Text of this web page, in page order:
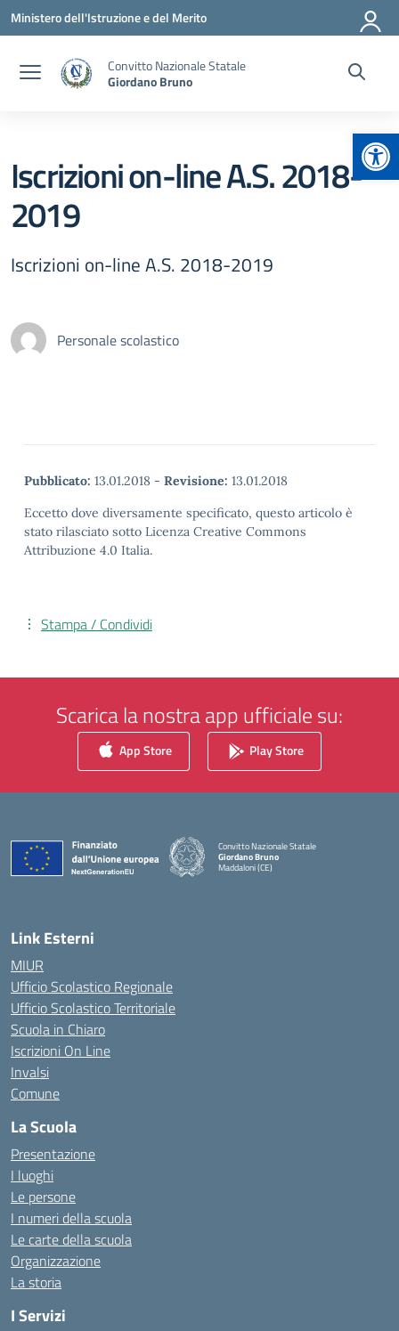
Vai ai contenuti
Vai al menu di navigazione
Vai al footer
Ministero dell'Istruzione e del Merito
Convitto Nazionale Statale
Giordano Bruno
Iscrizioni on-line A.S. 2018-
2019
Iscrizioni on-line A.S. 2018-2019
Personale scolastico
Pubblicato: 13.01.2018 - Revisione: 13.01.2018
Eccetto dove diversamente specificato, questo articolo è
stato rilasciato sotto Licenza Creative Commons
Attribuzione 4.0 Italia.
Stampa / Condividi
Scarica la nostra app ufficiale su:
App Store Play Store
Convitto Nazionale Statale
Giordano Bruno
Maddaloni (CE)
Link Esterni
MIUR
Ufficio Scolastico Regionale
Ufficio Scolastico Territoriale
Scuola in Chiaro
Iscrizioni On Line
Invalsi
Comune
La Scuola
Presentazione
I luoghi
Le persone
I numeri della scuola
Le carte della scuola
Organizzazione
La storia
I Servizi